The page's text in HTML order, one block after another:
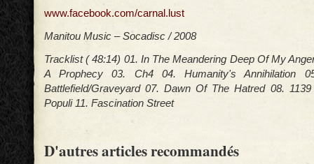
www.facebook.com/carnal.lust
Manitou Music – Socadisc / 2008
Tracklist ( 48:14) 01. In The Meandering Deep Of My
A Prophecy 03. Ch4 04. Humanity's Annihilation
Battlefield/Graveyard 07. Dawn Of The Hatred 08.
Populi 11. Fascination Street
D'autres articles recommandés